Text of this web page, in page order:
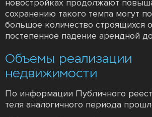
новостройках продолжают
сохранению такого темпа могут
большое количество строящихся
постепенное падение арендной
Объемы реализации
недвижимости
По информации Публичного
теля аналогичного периода